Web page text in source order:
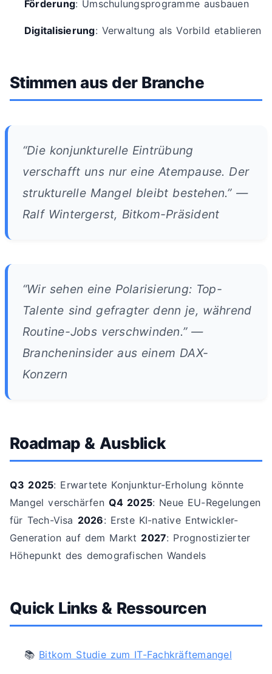
Förderung: Umschulungsprogramme ausbauen
Digitalisierung: Verwaltung als Vorbild etablieren
Stimmen aus der Branche
“Die konjunkturelle Eintrübung
verschafft uns nur eine Atempause. Der
strukturelle Mangel bleibt bestehen.” —
Ralf Wintergerst, Bitkom-Präsident
“Wir sehen eine Polarisierung: Top-
Talente sind gefragter denn je, während
Routine-Jobs verschwinden.” —
Brancheninsider aus einem DAX-
Konzern
Roadmap & Ausblick
Q3 2025: Erwartete Konjunktur-Erholung könnte
Mangel verschärfen Q4 2025: Neue EU-Regelungen
für Tech-Visa 2026: Erste KI-native Entwickler-
Generation auf dem Markt 2027: Prognostizierter
Höhepunkt des demografischen Wandels
Quick Links & Ressourcen
📚 Bitkom Studie zum IT-Fachkräftemangel